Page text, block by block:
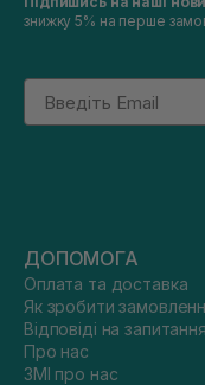
знижку 5% на перше
Email
ДОПОМОГА
Оплата та доставка
Як зробити
Відповіді на запитання
Про нас
ЗМІ про нас